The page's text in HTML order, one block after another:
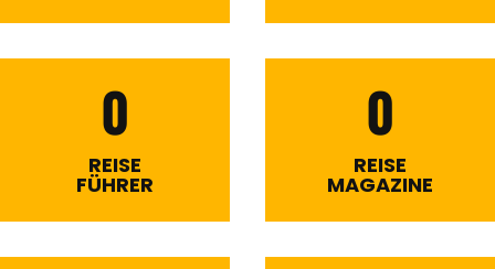
0
REISE
FÜHRER
0
REISE
MAGAZINE